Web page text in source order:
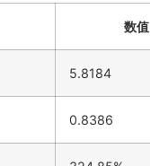
数值
5.8184
0.8386